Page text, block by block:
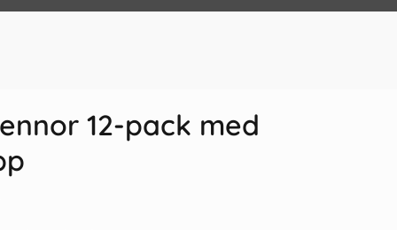
12-pack med